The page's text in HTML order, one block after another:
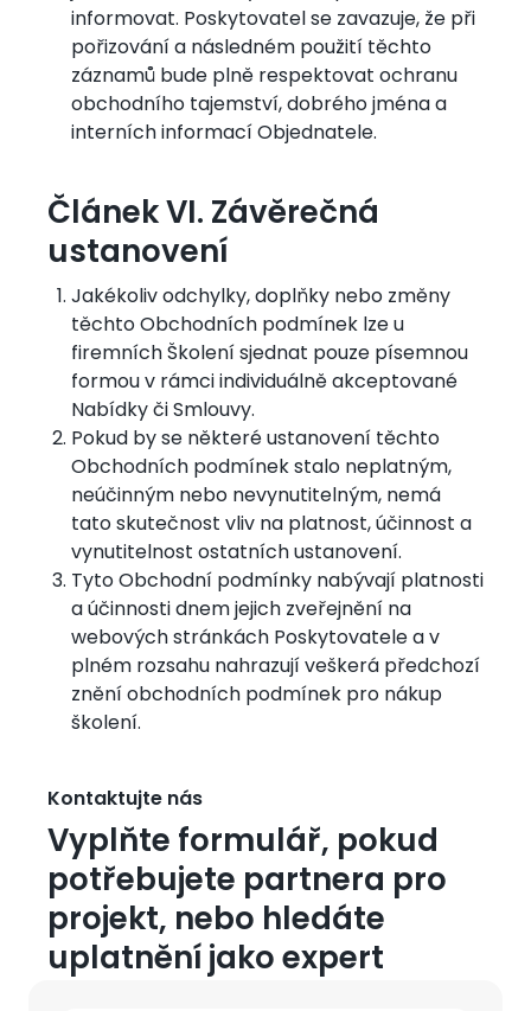
informovat. Poskytovatel se zavazuje, že při
pořizování a následném použití těchto
záznamů bude plně respektovat ochranu
obchodního tajemství, dobrého jména a
interních informací Objednatele.
Článek VI. Závěrečná
ustanovení
Jakékoliv odchylky, doplňky nebo změny
těchto Obchodních podmínek lze u
firemních Školení sjednat pouze písemnou
formou v rámci individuálně akceptované
Nabídky či Smlouvy.
Pokud by se některé ustanovení těchto
Obchodních podmínek stalo neplatným,
neúčinným nebo nevynutitelným, nemá
tato skutečnost vliv na platnost, účinnost a
vynutitelnost ostatních ustanovení.
Tyto Obchodní podmínky nabývají platnosti
a účinnosti dnem jejich zveřejnění na
webových stránkách Poskytovatele a v
plném rozsahu nahrazují veškerá předchozí
znění obchodních podmínek pro nákup
školení.
Kontaktujte nás
Vyplňte formulář, pokud
potřebujete partnera pro
projekt, nebo hledáte
uplatnění jako expert